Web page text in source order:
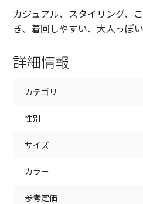
カジュアル、スタイリング、
き、着回しやすい、大人っぽ
詳細情報
カテゴリ
性別
サイズ
カラー
参考定価